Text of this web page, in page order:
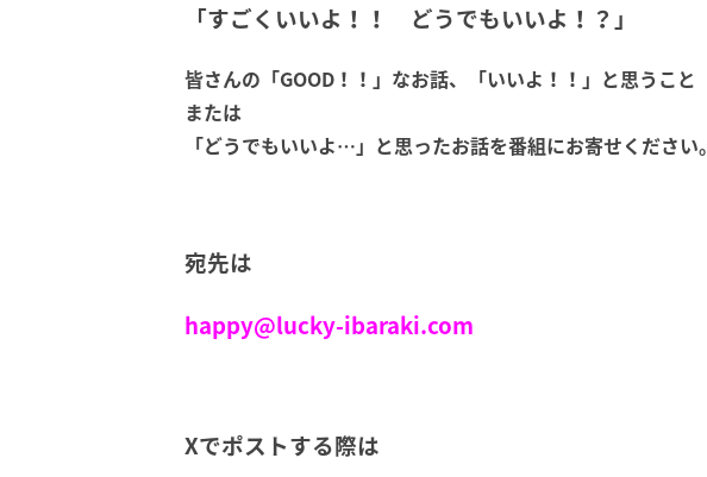
「すごくいいよ！！ どうでもいいよ！？」
皆さんの「GOOD！！」なお話、「いいよ！！」と思うこと
または
「どうでもいいよ…」と思ったお話を番組にお寄せください。
宛先は
happy@lucky-ibaraki.com
Xでポストする際は